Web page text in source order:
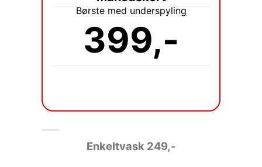
Børste med underspyling
399,-
Enkeltvask 249,-